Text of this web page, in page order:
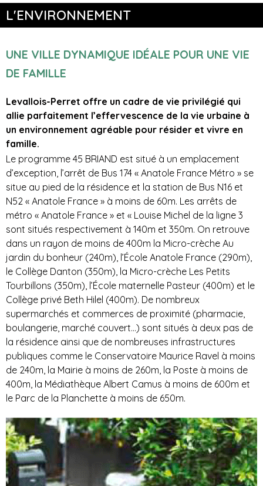
L'ENVIRONNEMENT
UNE VILLE DYNAMIQUE IDÉALE POUR UNE VIE
DE FAMILLE
Levallois-Perret offre un cadre de vie privilégié qui
allie parfaitement l’effervescence de la vie urbaine à
un environnement agréable pour résider et vivre en
famille.
Le programme 45 BRIAND est situé à un emplacement
d’exception, l’arrêt de Bus 174 « Anatole France Métro » se
situe au pied de la résidence et la station de Bus N16 et
N52 « Anatole France » à moins de 60m. Les arrêts de
métro « Anatole France » et « Louise Michel de la ligne 3
sont situés respectivement à 140m et 350m. On retrouve
dans un rayon de moins de 400m la Micro-crèche Au
jardin du bonheur (240m), l’École Anatole France (290m),
le Collège Danton (350m), la Micro-crèche Les Petits
Tourbillons (350m), l’École maternelle Pasteur (400m) et le
Collège privé Beth Hilel (400m). De nombreux
supermarchés et commerces de proximité (pharmacie,
boulangerie, marché couvert…) sont situés à deux pas de
la résidence ainsi que de nombreuses infrastructures
publiques comme le Conservatoire Maurice Ravel à moins
de 240m, la Mairie à moins de 260m, la Poste à moins de
400m, la Médiathèque Albert Camus à moins de 600m et
le Parc de la Planchette à moins de 650m.